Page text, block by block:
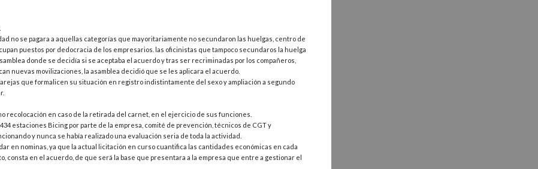
no se pagara a aquellas categorías que mayoritariamente no secundaron las huelgas, centro de
puestos por dedocracia de los empresarios. las oficinistas que tampoco secundaros la huelga
donde se decidía si se aceptaba el acuerdo y tras ser recriminadas por los compañeros,
nuevas movilizaciones, la asamblea decidió que se les aplicara el acuerdo.
que formalicen su situación en registro indistintamente del sexo y ampliación a segundo
recolocación en caso de la retirada del carnet, en el ejercicio de sus funciones.
estaciones Bicing por parte de la empresa, comité de prevención, técnicos de CGT y
y nunca se había realizado una evaluación seria de toda la actividad.
en nominas, ya que la actual licitación en curso cuantifica las cantidades económicas en cada
consta en el acuerdo, de que será la base que presentara a la empresa que entre a gestionar el